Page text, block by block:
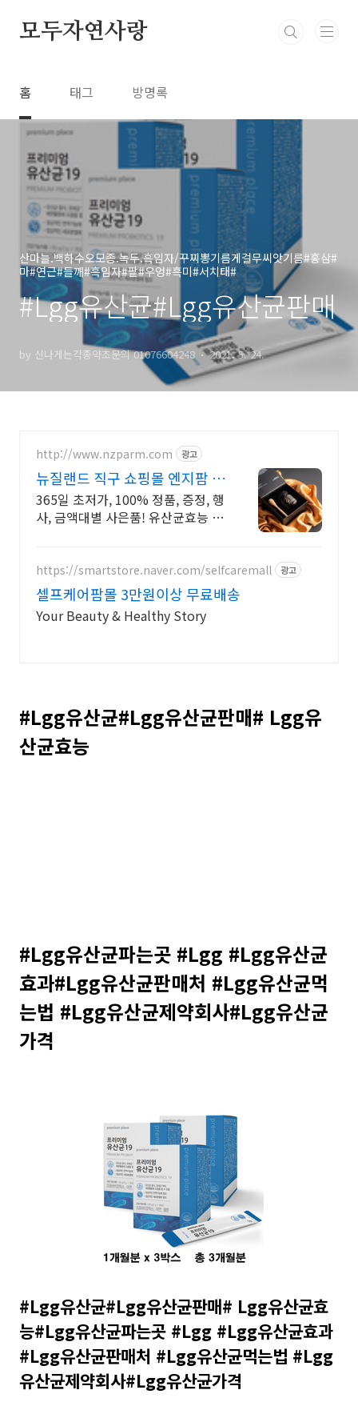
모두자연사랑
홈 태그 방명록
산마늘.백하수오모종.녹두.흑임자/꾸찌뽕기름게걸무씨앗기름#홍삼#
마#연근#들깨#흑임자#팥#우엉#흑미#서치태#
#Lgg유산균#Lgg유산균판매
by 신나게는각종약초문의 01076604248 2021. 5. 24.
http://www.nzparm.com 광고
뉴질랜드 직구 쇼핑몰 엔지팜 회
원가입시 적립급 바로 지급
365일 초저가, 100% 정품, 증정, 행
사, 금액대별 사은품! 유산균효능 뉴
내드립니다.
https://smartstore.naver.com/selfcaremall 광고
셀프케어팜몰 3만원이상 무료배송
Your Beauty & Healthy Story
#Lgg유산균#Lgg유산균판매# Lgg유
산균효능
#Lgg유산균파는곳 #Lgg #Lgg유산균
효과#Lgg유산균판매처 #Lgg유산균먹
는법 #Lgg유산균제약회사#Lgg유산균
가격
#Lgg유산균#Lgg유산균판매# Lgg유산균효
능#Lgg유산균파는곳 #Lgg #Lgg유산균효과
#Lgg유산균판매처 #Lgg유산균먹는법 #Lgg
유산균제약회사#Lgg유산균가격